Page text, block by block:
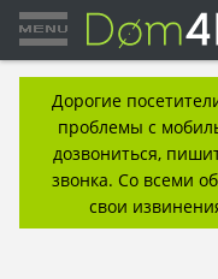
Дорогие
проблемы с
дозвониться,
звонка. Со всеми
свои